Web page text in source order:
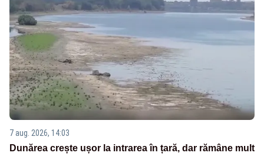
7 aug. 2026, 14:03
Dunărea crește ușor la intrarea în țară, dar rămâne mult